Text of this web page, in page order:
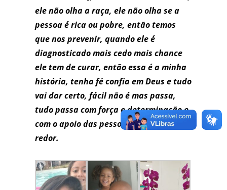
ele não olha a raça, ele não olha se a
pessoa é rica ou pobre, então temos
que nos prevenir, quando ele é
diagnosticado mais cedo mais chance
ele tem de curar, então essa é a minha
história, tenha fé confia em Deus e tudo
vai dar certo, fácil não é mas passa,
tudo passa com força e determinação e
com o apoio das pessoas ao nosso
redor.